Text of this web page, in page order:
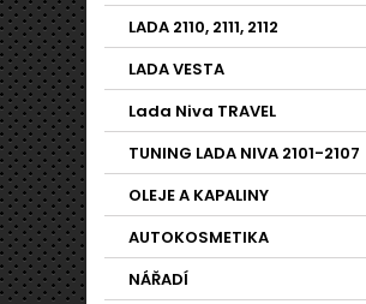
LADA 2110, 2111, 2112
LADA VESTA
Lada Niva TRAVEL
TUNING LADA NIVA 2101-2107
OLEJE A KAPALINY
AUTOKOSMETIKA
NÁŘADÍ